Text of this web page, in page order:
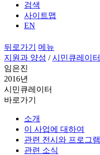
검색
사이트맵
EN
뒤로가기
메뉴
지원과 양성 /시민큐레이터
임은진
2016년
시민큐레이터
바로가기
소개
이 사업에 대하여
관련 전시와 프로그램
관련 소식